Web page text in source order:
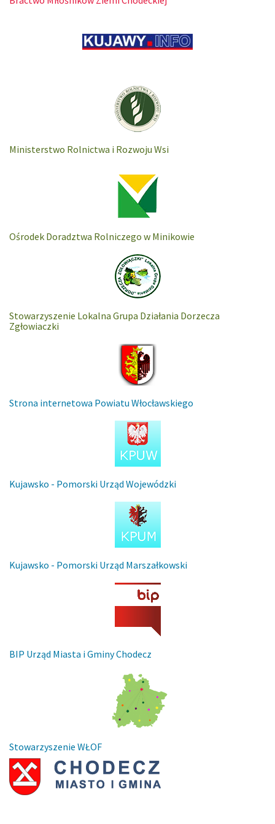
Ministerstwo Rolnictwa i Rozwoju Wsi
Ośrodek Doradztwa Rolniczego w Minikowie
Stowarzyszenie Lokalna Grupa Działania Dorzecza
Zgłowiaczki
Strona internetowa Powiatu Włocławskiego
Kujawsko - Pomorski Urząd Wojewódzki
Kujawsko - Pomorski Urząd Marszałkowski
BIP Urząd Miasta i Gminy Chodecz
Stowarzyszenie WŁOF